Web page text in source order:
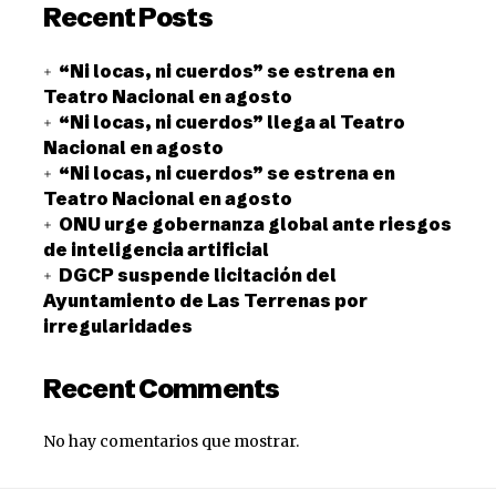
Recent Posts
“Ni locas, ni cuerdos” se estrena en
Teatro Nacional en agosto
“Ni locas, ni cuerdos” llega al Teatro
Nacional en agosto
“Ni locas, ni cuerdos” se estrena en
Teatro Nacional en agosto
ONU urge gobernanza global ante riesgos
de inteligencia artificial
DGCP suspende licitación del
Ayuntamiento de Las Terrenas por
irregularidades
Recent Comments
No hay comentarios que mostrar.